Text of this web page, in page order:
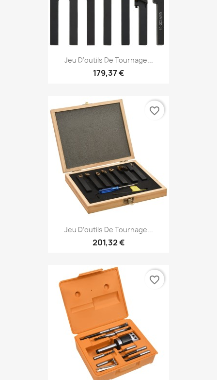
Jeu D’outils De Tournage...
179,37 €
Jeu D’outils De Tournage...
201,32 €
favorite_border
favorite_border